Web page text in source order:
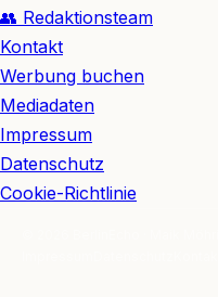
👥 Redaktionsteam
Kontakt
Werbung buchen
Mediadaten
Impressum
Datenschutz
Cookie-Richtlinie